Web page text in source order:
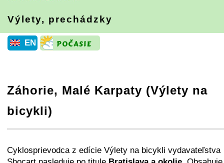
Výlety, prechádzky
EN
Záhorie, Malé Karpaty (Výlety na
bicykli)
+ − ⛶
Cyklosprievodca z edície Výlety na bicykli vydavateľstva